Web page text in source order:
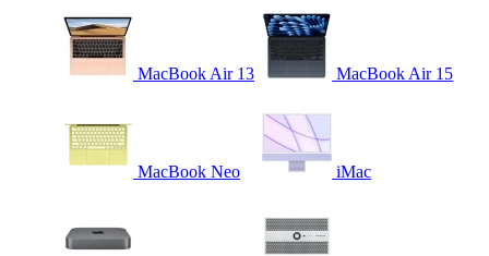
MacBook Air 13 MacBook Air 15
MacBook Neo iMac